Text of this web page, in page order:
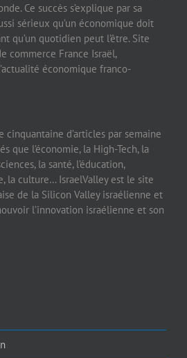
Ce succès s’explique par sa
sérieux qu’un économique doit
qu’un quotidien peut l’être. Site
commerce France Israël,
économique franco-
cinquantaine d’articles par semaine
que l’économie, la High-Tech, la
la santé, l’éducation,
la culture… IsraelValley est le site
de la Silicon Valley israélienne et
l’innovation israélienne et son